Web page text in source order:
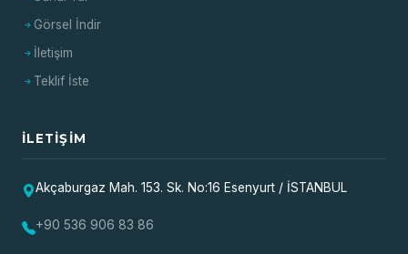
Görsel İndir
İletişim
Teklif İste
İLETIŞIM
Akçaburgaz Mah. 153. Sk. No:16 Esenyurt / İSTANBUL
+90 536 906 83 86